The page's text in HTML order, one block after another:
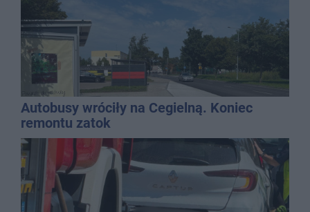
Autobusy wróciły na Cegielną. Koniec
remontu zatok